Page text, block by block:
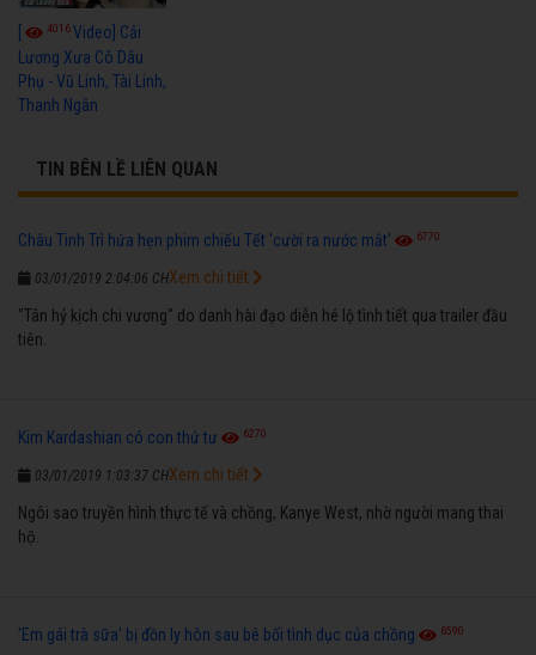
[ 4016Video] Cải
Lương Xưa Cô Dâu
Phụ - Vũ Linh, Tài Linh,
Thanh Ngân
TIN BÊN LỀ LIÊN QUAN
Châu Tinh Trì hứa hẹn phim chiếu Tết 'cười ra nước mắt' 6770
03/01/2019 2:04:06 CH
"Tân hỷ kịch chi vương" do danh hài đạo diễn hé lộ tình tiết qua trailer đầu
tiên.
Xem chi tiết
Kim Kardashian có con thứ tư 6270
03/01/2019 1:03:37 CH
Ngôi sao truyền hình thực tế và chồng, Kanye West, nhờ người mang thai
hộ.
Xem chi tiết
'Em gái trà sữa' bị đồn ly hôn sau bê bối tình dục của chồng 6590